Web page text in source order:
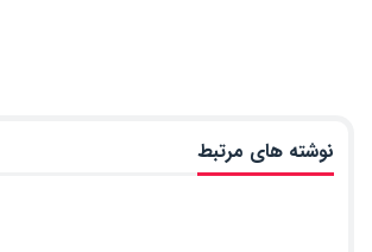
نوشته های مرتبط